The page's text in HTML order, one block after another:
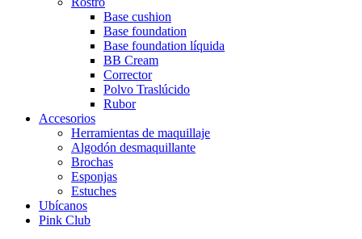
Base cushion
Base foundation
Base foundation líquida
BB Cream
Corrector
Polvo Traslúcido
Rubor
Accesorios
Herramientas de maquillaje
Algodón desmaquillante
Brochas
Esponjas
Estuches
Ubícanos
Pink Club